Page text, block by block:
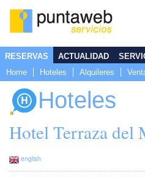
RESERVAS
Home
Hoteles Alquileres
ACTUALIDAD
Hoteles
Hotel Terraza del
english